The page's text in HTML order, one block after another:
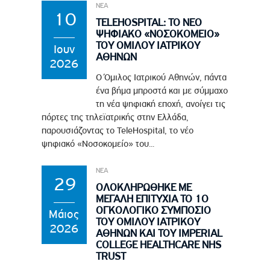
10
Ιουν
2026
ΝΕΑ
TELEHOSPITAL: ΤΟ ΝΕΟ
ΨΗΦΙΑΚΟ «ΝΟΣΟΚΟΜΕΙΟ»
ΤΟΥ ΟΜΙΛΟΥ ΙΑΤΡΙΚΟΥ
ΑΘΗΝΩΝ
Ο Όμιλος Ιατρικού Αθηνών, πάντα
ένα βήμα μπροστά και με σύμμαχο
τη νέα ψηφιακή εποχή, ανοίγει τις
πόρτες της τηλεϊατρικής στην Ελλάδα,
παρουσιάζοντας το TeleHospital, το νέο
ψηφιακό «Νοσοκομείο» του...
29
Μάιος
2026
ΝΕΑ
ΟΛΟΚΛΗΡΩΘΗΚΕ ΜΕ
ΜΕΓΑΛΗ ΕΠΙΤΥΧΙΑ ΤΟ 1Ο
ΟΓΚΟΛΟΓΙΚΟ ΣΥΜΠΟΣΙΟ
ΤΟΥ ΟΜΙΛΟΥ ΙΑΤΡΙΚΟΥ
ΑΘΗΝΩΝ ΚΑΙ ΤΟΥ IMPERIAL
COLLEGE HEALTHCARE NHS
TRUST